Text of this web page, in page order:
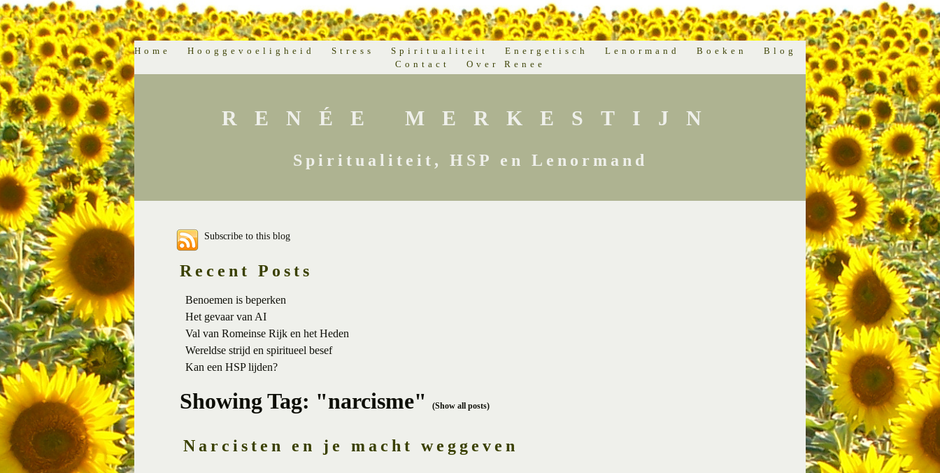
Home Hooggevoeligheid Stress Spiritualiteit Energetisch Lenormand Boeken
Blog
Contact
Over Renee
RENÉE MERKESTIJN
Spiritualiteit, HSP en Lenormand
Subscribe to this blog
Recent Posts
Benoemen is beperken
Het gevaar van AI
Val van Romeinse Rijk en het Heden
Wereldse strijd en spiritueel besef
Kan een HSP lijden?
Showing Tag: "narcisme" (Show all posts)
Narcisten en je macht weggeven